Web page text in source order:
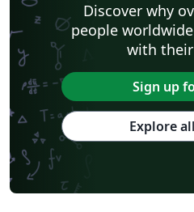
Discover why
people
with
Sign up
Explore